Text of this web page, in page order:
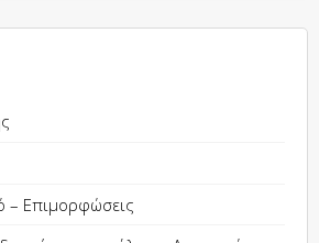
– Επιμορφώσεις